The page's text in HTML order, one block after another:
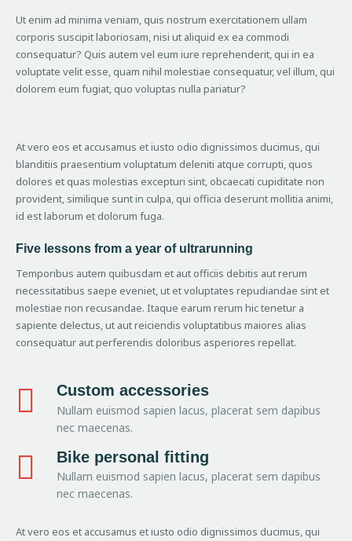
Ut enim ad minima veniam, quis nostrum exercitationem ullam
corporis suscipit laboriosam, nisi ut aliquid ex ea commodi
consequatur? Quis autem vel eum iure reprehenderit, qui in ea
voluptate velit esse, quam nihil molestiae consequatur, vel illum, qui
dolorem eum fugiat, quo voluptas nulla pariatur?
At vero eos et accusamus et iusto odio dignissimos ducimus, qui
blanditiis praesentium voluptatum deleniti atque corrupti, quos
dolores et quas molestias excepturi sint, obcaecati cupiditate non
provident, similique sunt in culpa, qui officia deserunt mollitia animi,
id est laborum et dolorum fuga.
Five lessons from a year of ultrarunning
Temporibus autem quibusdam et aut officiis debitis aut rerum
necessitatibus saepe eveniet, ut et voluptates repudiandae sint et
molestiae non recusandae. Itaque earum rerum hic tenetur a
sapiente delectus, ut aut reiciendis voluptatibus maiores alias
consequatur aut perferendis doloribus asperiores repellat.
Custom accessories
Nullam euismod sapien lacus, placerat sem dapibus
nec maecenas.
Bike personal fitting
Nullam euismod sapien lacus, placerat sem dapibus
nec maecenas.
At vero eos et accusamus et iusto odio dignissimos ducimus, qui